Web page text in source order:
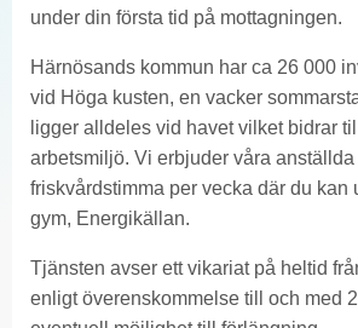
under din första tid på mottagningen.
Härnösands kommun har ca 26 000
vid Höga kusten, en vacker
ligger alldeles vid havet vilket bidrar
arbetsmiljö. Vi erbjuder våra anställda
friskvårdstimma per vecka där du kan
gym, Energikällan.
Tjänsten avser ett vikariat på heltid
enligt överenskommelse till och med